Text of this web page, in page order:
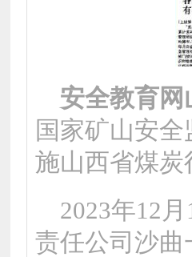
安全教育网
国家矿山安
施山西省煤炭
2023年12
责任公司沙